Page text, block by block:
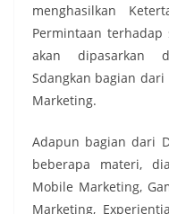
menghasilkan
Permintaan terhadap
akan dipasarkan
Sdangkan bagian
Marketing.
Adapun bagian dari
beberapa materi,
Mobile Marketing,
Marketing,